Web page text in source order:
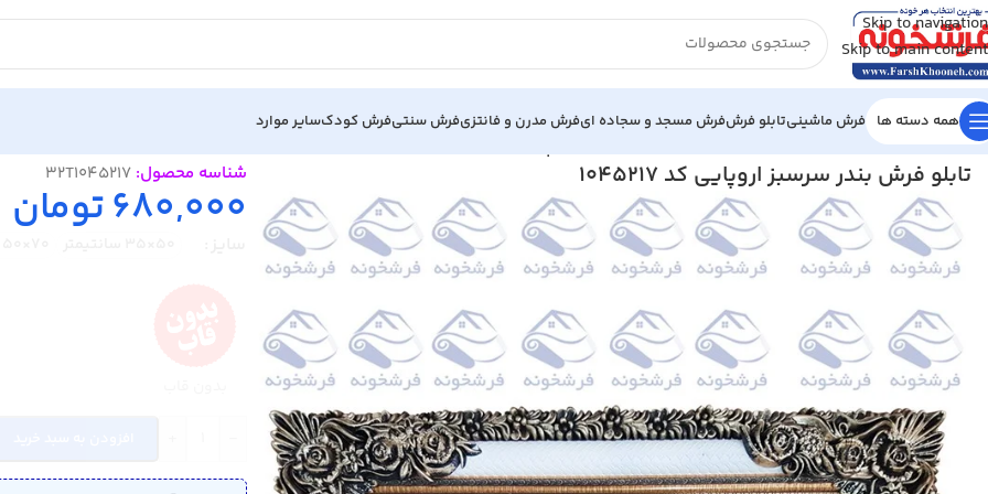
Skip to navigation
Skip to main content
همه دسته ها فرش ماشینیتابلو فرشفرش مسجد و سجاده ایفرش مدرن و فانتزیفرش سنتیفرش کودکسایر موارد
خانه/تابلو فرش
تابلو فرش بندر سرسبز اروپایی کد 1045217 شناسه محصول: 32T1045217
680,000تومان